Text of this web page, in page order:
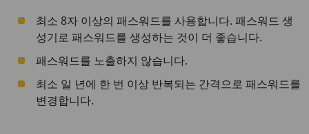
최소 8자 이상의 패스워드를 사용합니다. 패스워드 생
성기로 패스워드를 생성하는 것이 더 좋습니다.
패스워드를 노출하지 않습니다.
최소 일 년에 한 번 이상 반복되는 간격으로 패스워드를
변경합니다.